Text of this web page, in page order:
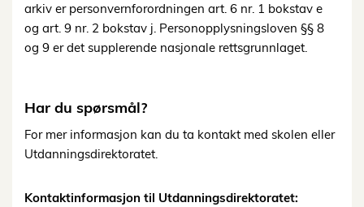
arkiv er personvernforordningen art. 6 nr. 1 bokstav e
og art. 9 nr. 2 bokstav j. Personopplysningsloven §§ 8
og 9 er det supplerende nasjonale rettsgrunnlaget.
Har du spørsmål?
For mer informasjon kan du ta kontakt med skolen eller
Utdanningsdirektoratet.
Kontaktinformasjon til Utdanningsdirektoratet: